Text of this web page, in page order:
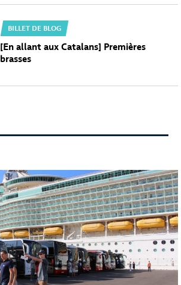
BILLET DE BLOG
[En allant aux Catalans] Premières
brasses